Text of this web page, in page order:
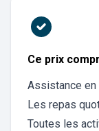
Ce prix
Assistance
Les repas
Toutes les